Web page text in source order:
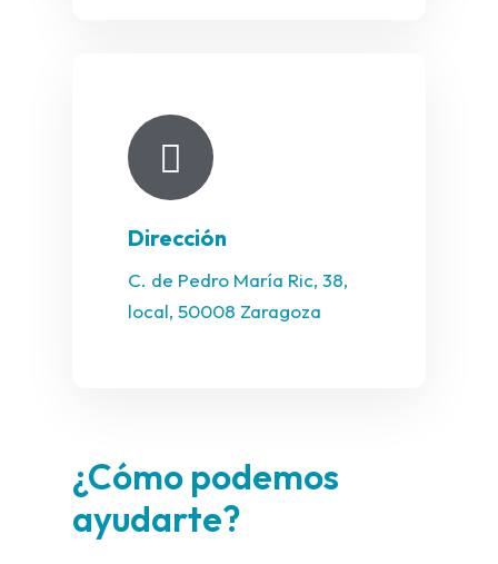
Dirección
C. de Pedro María Ric, 38,
local, 50008 Zaragoza
¿Cómo podemos
ayudarte?